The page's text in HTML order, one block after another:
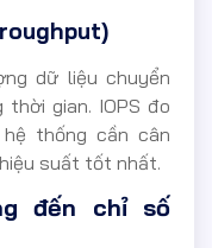
dữ liệu chuyển
gian. IOPS đo
thống cần cân
suất tốt nhất.
đến chỉ số